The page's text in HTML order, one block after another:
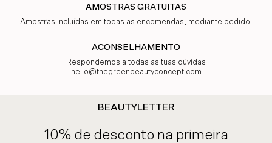
AMOSTRAS GRATUITAS
Amostras incluídas em todas as encomendas, mediante pedido.
ACONSELHAMENTO
Respondemos a todas as tuas dúvidas
hello@thegreenbeautyconcept.com
BEAUTYLETTER
10% de desconto na primeira